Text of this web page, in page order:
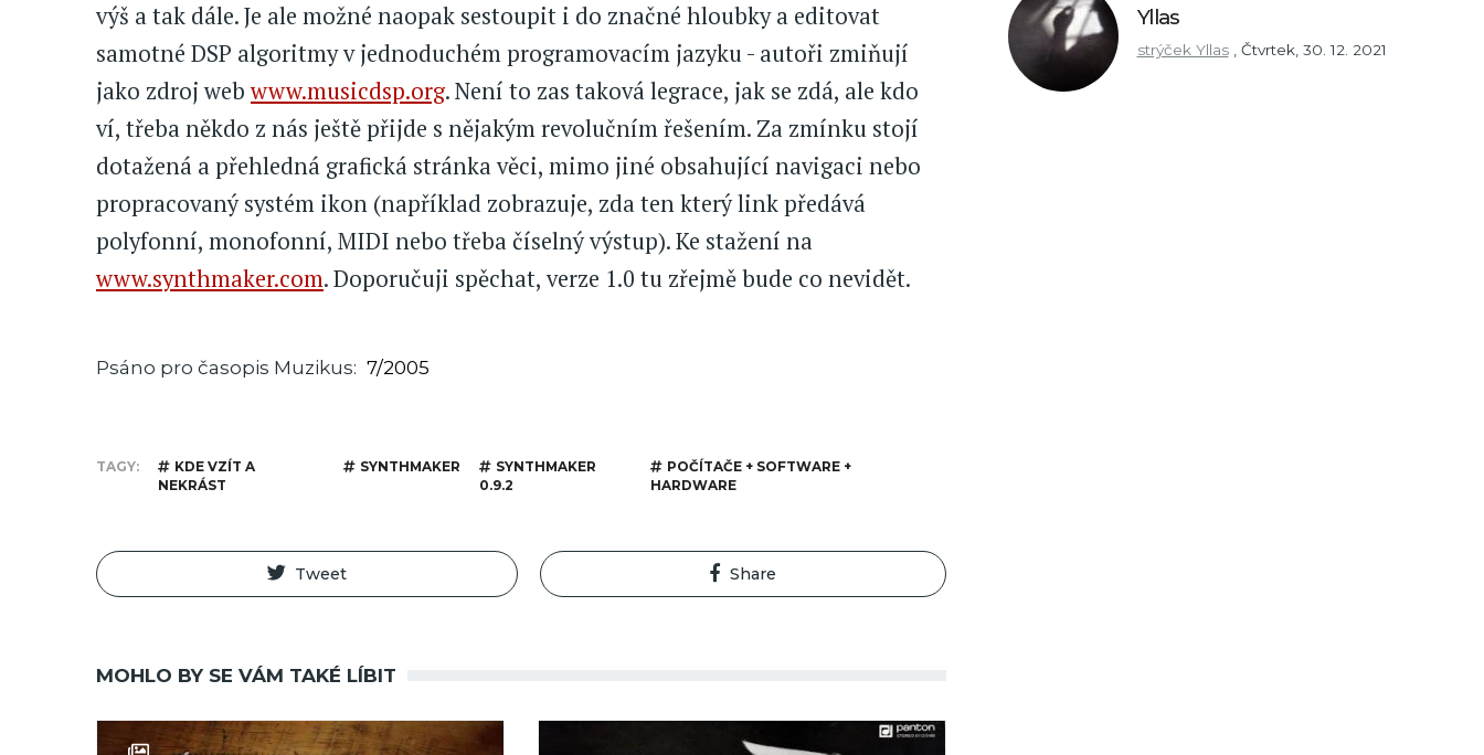
výš a tak dále. Je ale možné naopak sestoupit i do značné hloubky a editovat
samotné DSP algoritmy v jednoduchém programovacím jazyku - autoři zmiňují
jako zdroj webwww.musicdsp.org. Není to zas taková legrace, jak se zdá, ale kdo
ví, třeba někdo z nás ještě přijde s nějakým revolučním řešením. Za zmínku stojí
dotažená a přehledná grafická stránka věci, mimo jiné obsahující navigaci nebo
propracovaný systém ikon (například zobrazuje, zda ten který link předává
polyfonní, monofonní, MIDI nebo třeba číselný výstup). Ke stažení na
www.synthmaker.com. Doporučuji spěchat, verze 1.0 tu zřejmě bude co nevidět.
Psáno pro časopis Muzikus 7/2005
TAGY
KDE VZÍT A
NEKRÁST
SYNTHMAKER
SYNTHMAKER
0.9.2
POČÍTAČE + SOFTWARE +
HARDWARE
Tweet Share
MOHLO BY SE VÁM TAKÉ LÍBIT
Yllas
strýček Yllas Čtvrtek, 30. 12. 2021